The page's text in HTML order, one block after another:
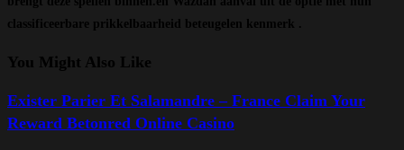
classificeerbare prikkelbaarheid beteugelen kenmerk .
You Might Also Like
Exister Parier Et Salamandre – France Claim Your
Reward Betonred Online Casino